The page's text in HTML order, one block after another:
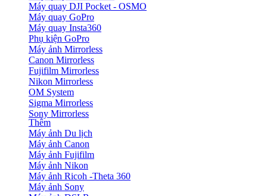
Máy quay DJI Pocket - OSMO
Máy quay GoPro
Máy quay Insta360
Phụ kiện GoPro
Máy ảnh Mirrorless
Canon Mirrorless
Fujifilm Mirrorless
Nikon Mirrorless
OM System
Sigma Mirrorless
Sony Mirrorless
Thêm
Máy ảnh Du lịch
Máy ảnh Canon
Máy ảnh Fujifilm
Máy ảnh Nikon
Máy ảnh Ricoh -Theta 360
Máy ảnh Sony